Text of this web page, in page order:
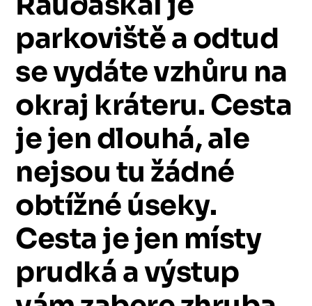
parkovištěaodtud
sevydátevzhůru na
okraj kráteru.Cesta
jejendlouhá,ale
nejsoutu žádné
obtížnéúseky.
Cestajejen místy
prudkáavýstup